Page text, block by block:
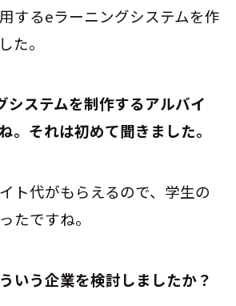
するeラーニングシステムを作
た。
ステムを制作するアルバイ
。それは初めて聞きました。
ト代がもらえるので、学生の
たですね。
う企業を検討しましたか？